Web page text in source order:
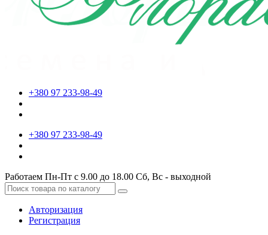
+380 97 233-98-49
+380 97 233-98-49
Работаем Пн-Пт с 9.00 до 18.00 Сб, Вс - выходной
Авторизация
Регистрация